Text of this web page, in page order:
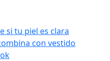
si tu piel es clara
con vestido